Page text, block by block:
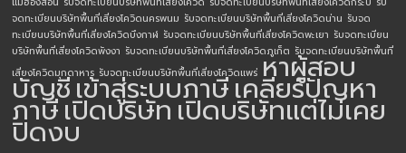
จดทะเบียนบริษัทพื้นที่เสี่ยงโควิดนครพนม รับจดทะเบียนบริษัทพื้นที่เสี่ยงโควิดน่าน รับจด
ทะเบียนบริษัทพื้นที่เสี่ยงโควิดบึงกาฬ รับจดทะเบียนบริษัทพื้นที่เสี่ยงโควิดพะเยา รับจดทะเบียน
บริษัทพื้นที่เสี่ยงโควิดพังงา รับจดทะเบียนบริษัทพื้นที่เสี่ยงโควิดภูเก็ต รับจดทะเบียนบริษัทพื้นที่
เสี่ยงโควิดมุกดาหาร รับจดทะเบียนบริษัทพื้นที่เสี่ยงโควิดแพร่ หาผู้สอบ
บัญชีเข้าสู่ระบบภาษีเคลียร์ปัญหา
ภาษีเปิดบริษัทเปิดบริษัทแต่ไม่เคย
ปิดงบ